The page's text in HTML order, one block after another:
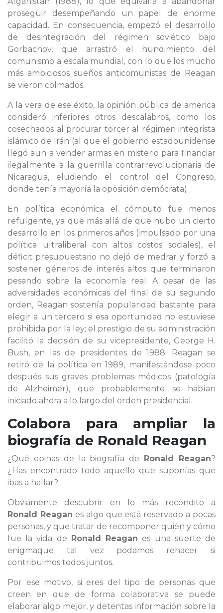
proseguir desempeñando un papel de enorme
capacidad. En consecuencia, empezó el desarrollo
de desintegración del régimen soviético bajo
Gorbachov, que arrastró el hundimiento del
comunismo a escala mundial, con lo que los mucho
más ambiciosos sueños anticomunistas de Reagan
se vieron colmados.
A la vera de ese éxito, la opinión pública de america
consideró inferiores otros descalabros, como los
cosechados al procurar torcer al régimen integrista
islámico de Irán (al que el gobierno estadounidense
llegó aun a vender armas en misterio para financiar
ilegalmente a la guerrilla contrarrevolucionaria de
Nicaragua, eludiendo el control del Congreso,
donde tenía mayoría la oposición demócrata).
En política económica el cómputo fue menos
refulgente, ya que más allá de que hubo un cierto
desarrollo en los primeros años (impulsado por una
política ultraliberal con altos costos sociales), el
déficit presupuestario no dejó de medrar y forzó a
sostener géneros de interés altos que terminaron
pesando sobre la economía real. A pesar de las
adversidades económicas del final de su segundo
orden, Reagan sostenía popularidad bastante para
elegir a un tercero si esa oportunidad no estuviese
prohibida por la ley; el prestigio de su administración
facilitó la decisión de su vicepresidente, George H.
Bush, en las de presidentes de 1988. Reagan se
retiró de la política en 1989, manifestándose poco
después sus graves problemas médicos (patología
de Alzheimer), que probablemente se habían
iniciado ahora a lo largo del orden presidencial.
Colabora para ampliar la
biografía de Ronald Reagan
¿Qué opinas de la biografía de Ronald Reagan?
¿Has encontrado todo aquello que suponías que
ibas a hallar?
Obviamente descubrir en lo más recóndito a
Ronald Reagan es algo que está reservado a pocas
personas, y que tratar de recomponer quién y cómo
fue la vida de Ronald Reagan es una suerte de
enigmaque tal vez podamos rehacer si
contribuimos todos juntos.
Por ese motivo, si eres del tipo de personas que
creen en que de forma colaborativa se puede
elaborar algo mejor, y detentas información sobre la